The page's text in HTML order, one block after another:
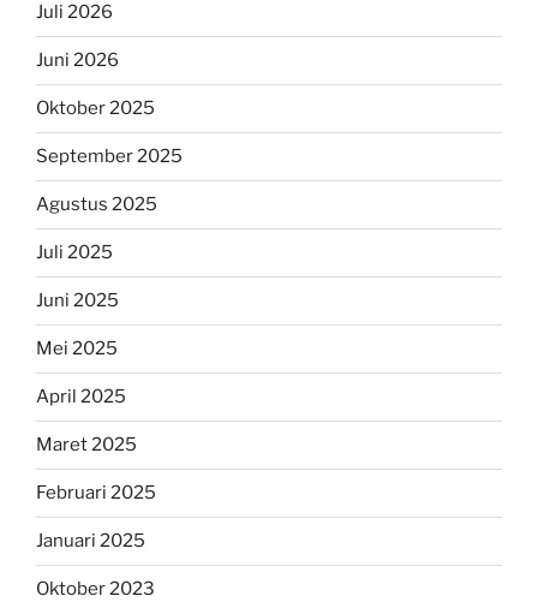
Juli 2026
Juni 2026
Oktober 2025
September 2025
Agustus 2025
Juli 2025
Juni 2025
Mei 2025
April 2025
Maret 2025
Februari 2025
Januari 2025
Oktober 2023